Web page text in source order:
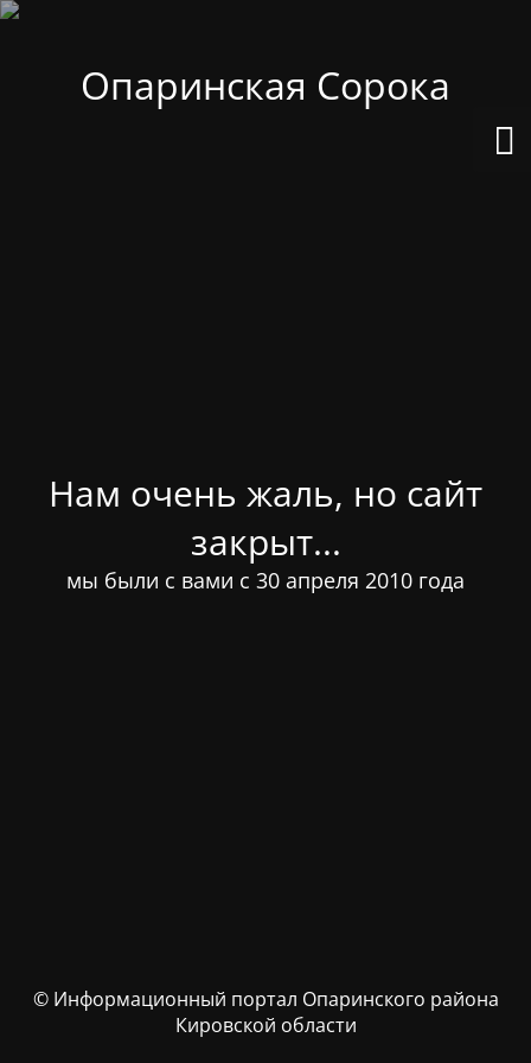
Опаринская Сорока
Нам очень жаль, но сайт
закрыт...
мы были с вами с 30 апреля 2010 года
© Информационный портал Опаринского района
Кировской области